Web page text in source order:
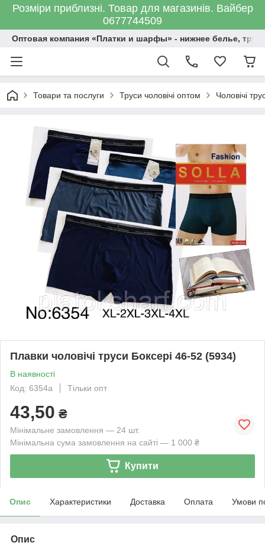
Розміри приблизні. Товар для магазинів. Вайбер
0677744509
Оптовая компания «Платки и шарфы» - нижнее белье,
Товари та послуги Труси чоловічі оптом Чоловічі
Плавки чоловічі труси Боксері 46-52 (5934)
В наявності
Код: 6354а
Тільки опт
43,50 ₴
Мінімальне замовлення — 24 шт.
Мінімальна сума замовлення на сайті — 1 000 ₴
Купити
Опис Характеристики Доставка Оплата Умови
Опис